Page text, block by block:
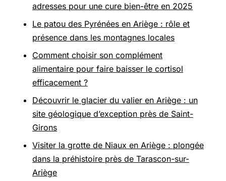
adresses pour une cure bien-être en 2025
Le patou des Pyrénées en Ariège : rôle et
présence dans les montagnes locales
Comment choisir son complément
alimentaire pour faire baisser le cortisol
efficacement ?
Découvrir le glacier du valier en Ariège : un
site géologique d’exception près de Saint-
Girons
Visiter la grotte de Niaux en Ariège : plongée
dans la préhistoire près de Tarascon-sur-
Ariège